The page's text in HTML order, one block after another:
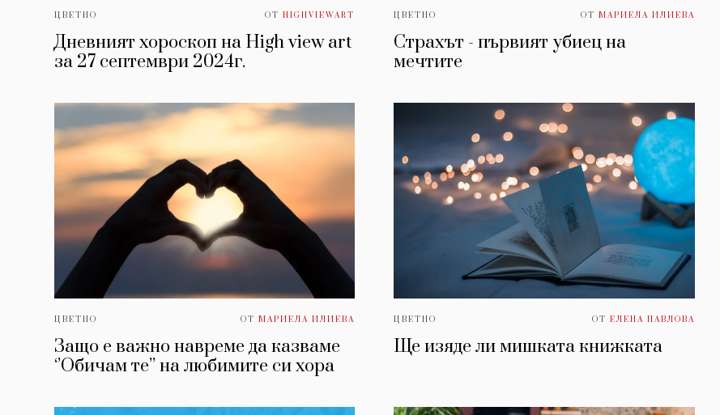
ЦВЕТНО ОТHIGHVIEWART
Дневният хороскоп на High view art
за 27 септември 2024г.
ЦВЕТНО ОТ МАРИЕЛА ИЛИЕВА
Страхът - първият убиец на
мечтите
ЦВЕТНО ОТМАРИЕЛА ИЛИЕВА
Защо е важно навреме да казваме
‘’Обичам те’’ на любимите си хора
ЦВЕТНО ОТ ЕЛЕНА ПАВЛОВА
Ще изяде ли мишката книжката